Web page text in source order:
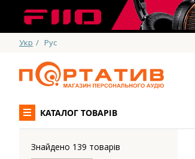
Укр / Рус
КАТАЛОГ ТОВАРІВ
Знайдено 139 товарів